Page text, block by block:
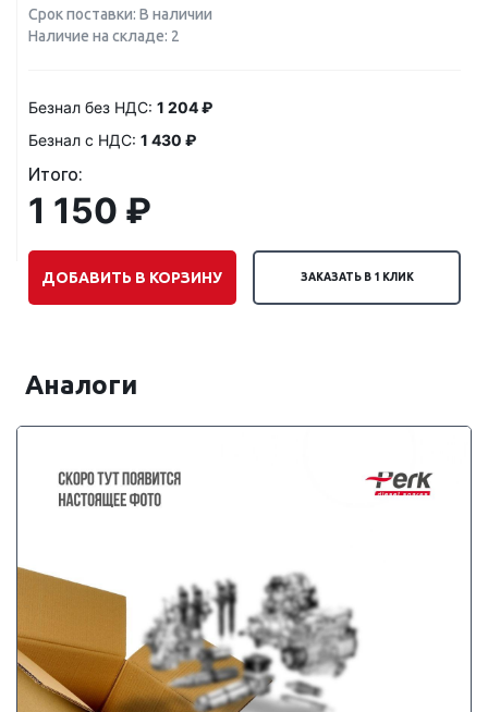
Срок поставки: В наличии
Наличие на складе: 2
Безнал без НДС: 1 204 ₽
Безнал с НДС: 1 430 ₽
Итого:
1 150 ₽
ДОБАВИТЬ В КОРЗИНУ ЗАКАЗАТЬ В 1 КЛИК
Аналоги